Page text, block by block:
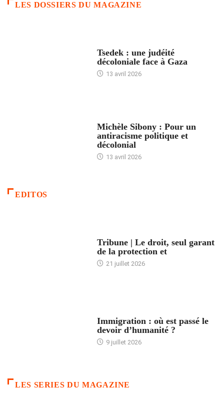
LES DOSSIERS DU MAGAZINE
Tsedek : une judéité
décoloniale face à Gaza
13 avril 2026
Michèle Sibony : Pour un
antiracisme politique et
décolonial
13 avril 2026
EDITOS
Tribune | Le droit, seul garant
de la protection et
21 juillet 2026
Immigration : où est passé le
devoir d’humanité ?
9 juillet 2026
LES SERIES DU MAGAZINE